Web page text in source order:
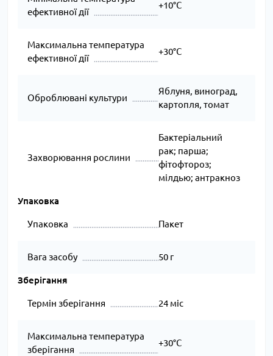
ефективної дії
+10°C
Максимальна температура
ефективної дії
+30°C
Оброблювані культури
Яблуня, виноград,
картопля, томат
Захворювання рослини
Бактеріальний
рак; парша;
фітофтороз;
мілдью; антракноз
Упаковка
Упаковка Пакет
Вага засобу 50 г
Зберігання
Термін зберігання 24 міс
Максимальна температура
зберігання
+30°C